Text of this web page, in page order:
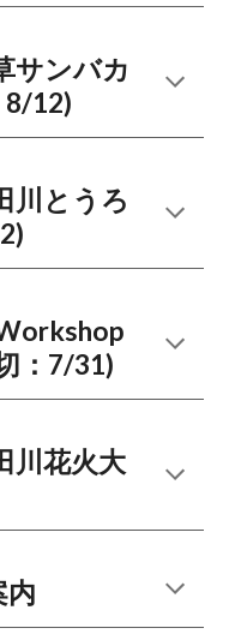
サンバカ
8/12)
川とうろ
：7/31)
川花火大
内